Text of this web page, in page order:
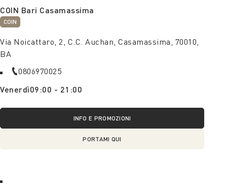
COIN Bari Casamassima
COIN
Via Noicattaro, 2, C.C. Auchan, Casamassima, 70010,
BA
0806970025
Venerdì09:00 - 21:00
INFO E PROMOZIONI
PORTAMI QUI